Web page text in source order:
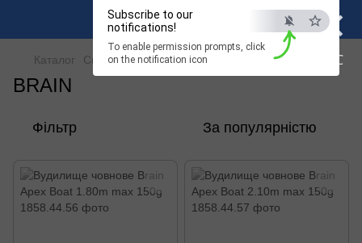
×
ESC
Subscribe to our
notifications!
To enable permission prompts, click
on the notification icon
Каталог Спінінги і вудки Фідерні вудилища BRAIN
BRAIN
Фільтр За популярністю